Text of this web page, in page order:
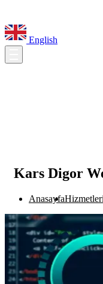
English
Kars Digor
Anasayfa